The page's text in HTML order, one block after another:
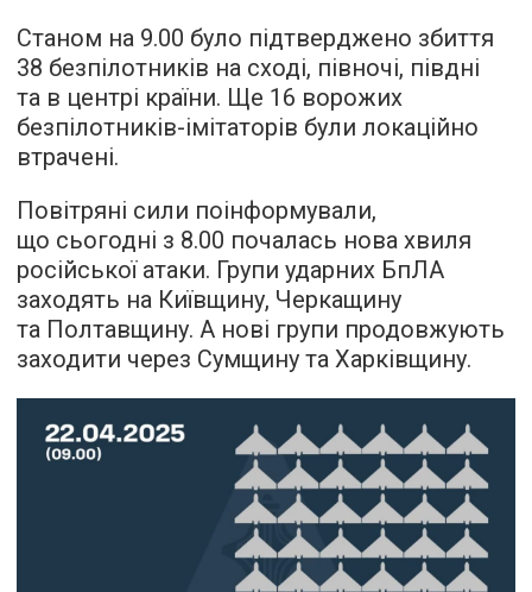
Станом на 9.00 було підтверджено збиття
38 безпілотників на сході, півночі, півдні
та в центрі країни. Ще 16 ворожих
безпілотників-імітаторів були локаційно
втрачені.
Повітряні сили поінформували,
що сьогодні з 8.00 почалась нова хвиля
російської атаки. Групи ударних БпЛА
заходять на Київщину, Черкащину
та Полтавщину. А нові групи продовжують
заходити через Сумщину та Харківщину.